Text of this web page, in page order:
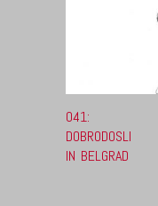
041:
DOBRODOSLI
IN BELGRAD